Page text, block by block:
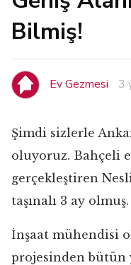
Bilmiş!
Ev Gezmesi 3
Şimdi sizlerle
oluyoruz. Bahçeli
gerçekleştiren
taşınalı 3 ay olmuş.
İnşaat mühendisi
projesinden bütün